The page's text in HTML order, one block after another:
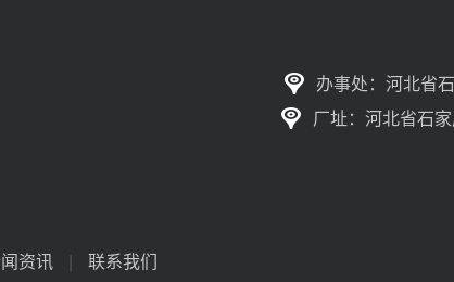
办事处：河北省
厂址：河北省石
资讯 | 联系我们